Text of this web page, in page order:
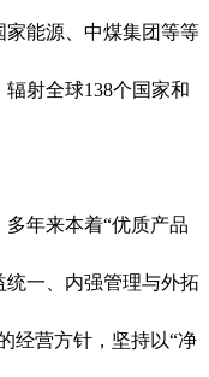
能源、中煤集团等等
射全球138个国家和
年来本着“优质产品
一、内强管理与外拓
经营方针，坚持以“净